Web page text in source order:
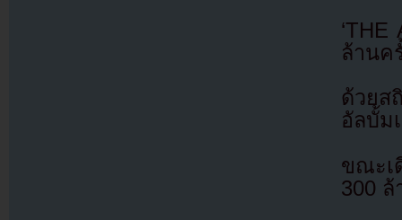
ล้านค
ด้วยส
อัลบั้ม
ขณะเ
300 ล้